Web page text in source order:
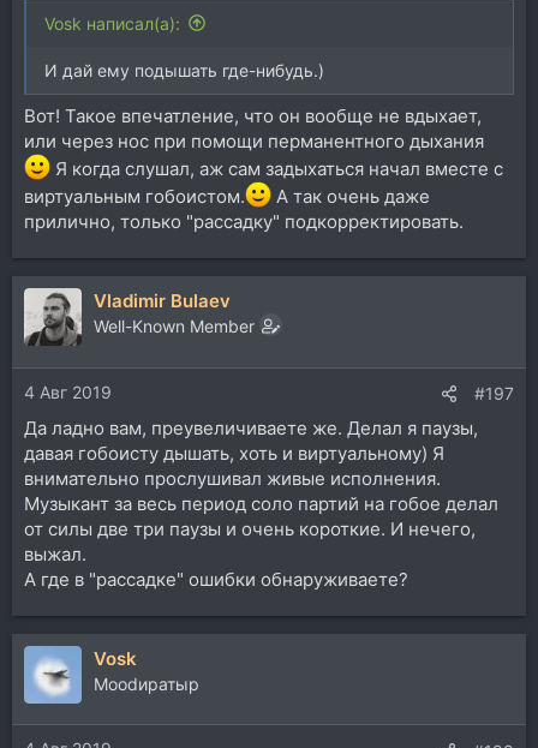
Vosk написал(а):
И дай ему подышать где-нибудь.)
Вот! Такое впечатление, что он вообще не вдыхает,
или через нос при помощи перманентного дыхания
Я когда слушал, аж сам задыхаться начал вместе с
виртуальным гобоистом.
А так очень даже
прилично, только "рассадку" подкорректировать.
Vladimir Bulaev
Well-Known Member
4 Авг 2019 #197
Да ладно вам, преувеличиваете же. Делал я паузы,
давая гобоисту дышать, хоть и виртуальному) Я
внимательно прослушивал живые исполнения.
Музыкант за весь период соло партий на гобое делал
от силы две три паузы и очень короткие. И нечего,
выжал.
А где в "рассадке" ошибки обнаруживаете?
Vosk
Moodиратыр